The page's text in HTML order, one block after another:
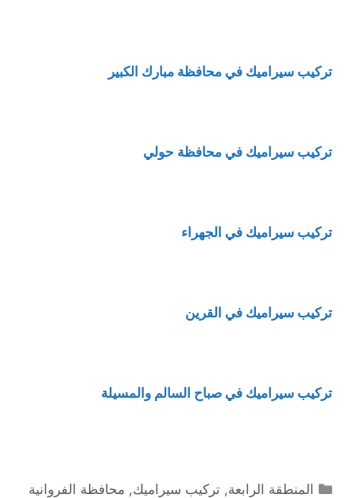
تركيب سيراميك في محافظة مبارك الكبير
تركيب سيراميك في محافظة حولي
تركيب سيراميك في الجهراء
تركيب سيراميك في القرين
تركيب سيراميك في صباح السالم والمسيلة
التصنيفات
المنطقة الرابعة,تركيب سيراميك, محافظة الفروانية